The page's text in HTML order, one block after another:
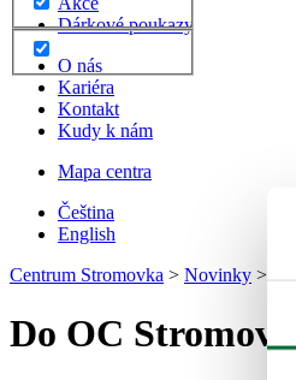
Dárkové poukazy
O nás
Kariéra
Kontakt
Kudy k nám
Mapa centra
Čeština
English
Centrum Stromovka > Novinky >
Do OC